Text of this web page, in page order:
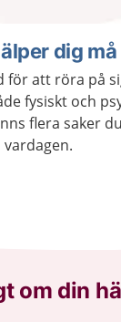
dig
för att röra på
fysiskt och
flera saker
om din